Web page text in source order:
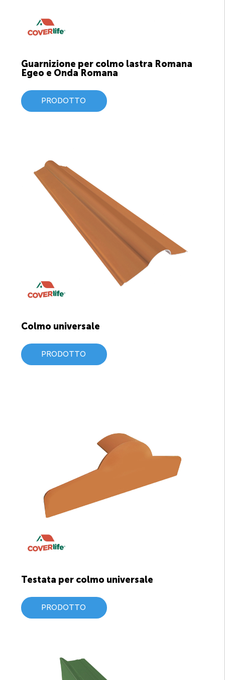
Guarnizione per colmo lastra Romana
Egeo e Onda Romana
PRODOTTO
Colmo universale
PRODOTTO
Testata per colmo universale
PRODOTTO